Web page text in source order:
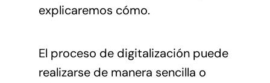
explicaremos cómo.
El proceso de digitalización puede
realizarse de manera sencilla o